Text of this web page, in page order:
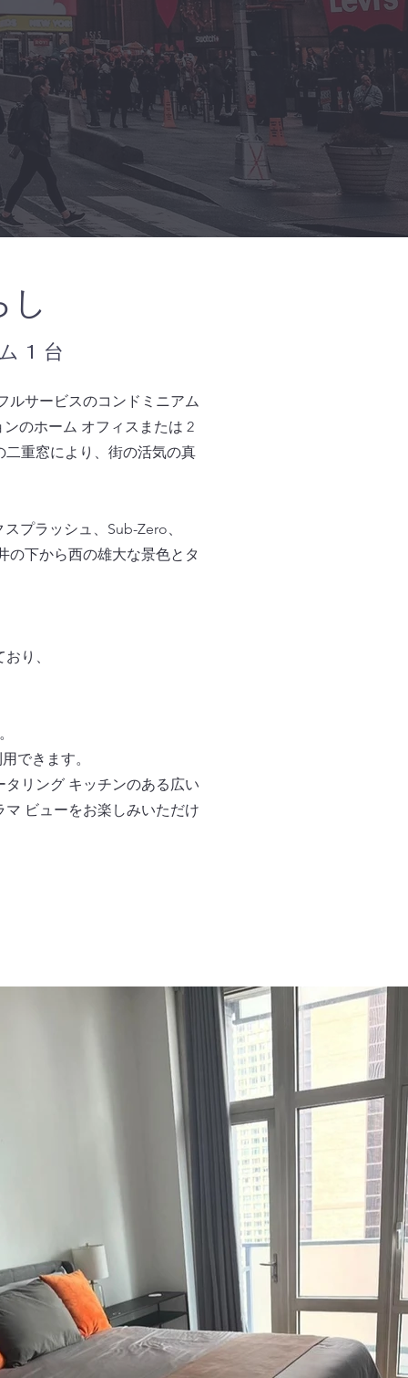
し
1 台
ルサービスのコンドミニアム
のホーム オフィスまたは 2
重窓により、街の活気の真
プラッシュ、Sub-Zero、
の下から西の雄大な景色とタ
り、
できます。
リング キッチンのある広い
ビューをお楽しみいただけ